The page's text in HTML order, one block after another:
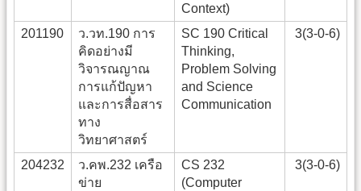
Context)
201190
ว.วท.190 การ
คิดอย่างมี
วิจารณญาณ
การแก้ปัญหา
และการสื่อสาร
ทาง
วิทยาศาสตร์
SC 190 Critical
Thinking,
Problem Solving
and Science
Communication
3(3-0-6)
204232
ว.คพ.232 เครือ
ข่าย
CS 232
(Computer
3(3-0-6)